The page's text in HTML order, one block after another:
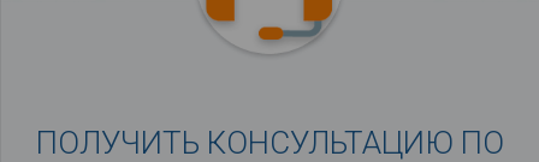
ПОЛУЧИТЬ КОНСУЛЬТАЦИЮ ПО